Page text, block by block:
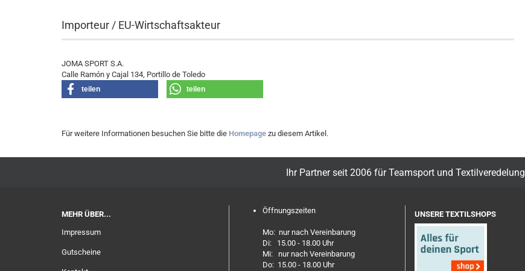
Importeur / EU-Wirtschaftsakteur
JOMA SPORT S.A.
Calle Ramón y Cajal 134, Portillo de Toledo
teilen teilen
Für weitere Informationen besuchen Sie bitte die Homepage zu diesem Artikel.
Ihr Partner seit 2006 für Teamsport und Textilveredelung
MEHR ÜBER...
Impressum
Gutscheine
Öffnungszeiten
Mo: nur nach Vereinbarung
Di: 15.00 - 18.00 Uhr
Mi: nur nach Vereinbarung
Do: 15.00 - 18.00 Uhr
UNSERE TEXTILSHOPS